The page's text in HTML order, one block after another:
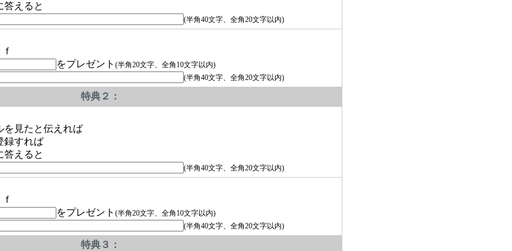
答えると
(半角40文字、全角20文字以内)
をプレゼント (半角20文字、全角10文字以内)
(半角40文字、全角20文字以内)
特典２：
を見たと伝えれば
録すれば
答えると
(半角40文字、全角20文字以内)
をプレゼント (半角20文字、全角10文字以内)
(半角40文字、全角20文字以内)
特典３：